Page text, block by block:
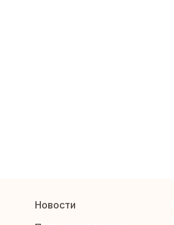
Новости